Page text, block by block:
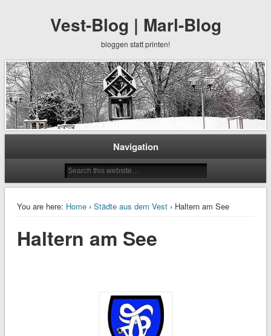
Vest-Blog | Marl-Blog
bloggen statt printen!
Navigation
You are here: Home› Städte aus dem Vest› Haltern am See
Haltern am See